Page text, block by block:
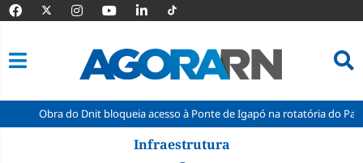
do Dnit bloqueia acesso à Ponte de Igapó na rotatória do Parque dos
Infraestrutura